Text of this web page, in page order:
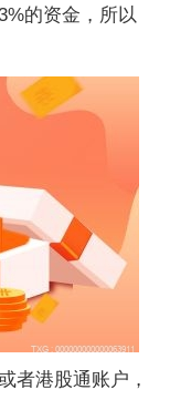
的资金，所以
者港股通账户，